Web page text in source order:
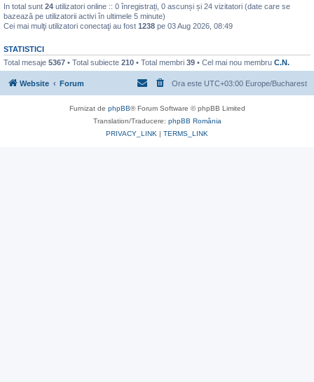
In total sunt 24 utilizatori online :: 0 înregistrați, 0 ascunși și 24 vizitatori (date care se
bazează pe utilizatorii activi în ultimele 5 minute)
Cei mai mulţi utilizatori conectaţi au fost 1238 pe 03 Aug 2026, 08:49
STATISTICI
Total mesaje 5367 • Total subiecte 210 • Total membri 39 • Cel mai nou membru C.N.
Website Forum Ora este UTC+03:00 Europe/Bucharest
Furnizat de phpBB® Forum Software © phpBB Limited
Translation/Traducere: phpBB România
PRIVACY_LINK | TERMS_LINK